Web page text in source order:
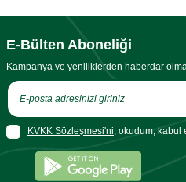
E-Bülten Aboneliği
Kampanya ve yeniliklerden haberdar
KVKK Sözleşmesi'ni, okudum, kabul